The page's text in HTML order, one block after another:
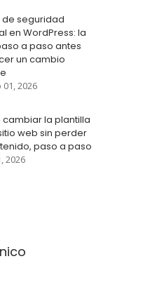
seguridad
en WordPress: la
a paso antes
un cambio
2026
cambiar la plantilla
web sin perder
paso a paso
2026